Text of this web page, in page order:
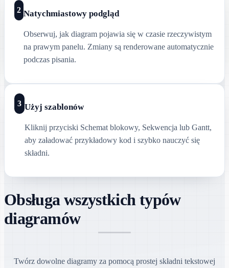
2 Natychmiastowy podgląd
Obserwuj, jak diagram pojawia się w czasie rzeczywistym
na prawym panelu. Zmiany są renderowane automatycznie
podczas pisania.
3 Użyj szablonów
Kliknij przyciski Schemat blokowy, Sekwencja lub Gantt,
aby załadować przykładowy kod i szybko nauczyć się
składni.
Obsługa wszystkich typów
diagramów
Twórz dowolne diagramy za pomocą prostej składni tekstowej